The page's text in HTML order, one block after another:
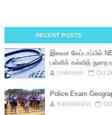
RECENT POSTS
இலவச லேப்டாப்பில்
பள்ளிக் கல்வித் துறை
Unknown Oct
Police Exam
Kaninikkalvi